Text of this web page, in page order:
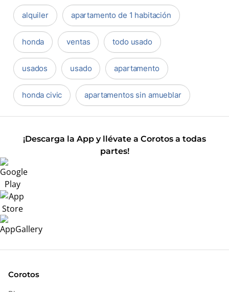
alquiler apartamento de 1 habitación
honda ventas todo usado
usados usado apartamento
honda civic apartamentos sin amueblar
¡Descarga la App y llévate a Corotos a todas
partes!
Corotos